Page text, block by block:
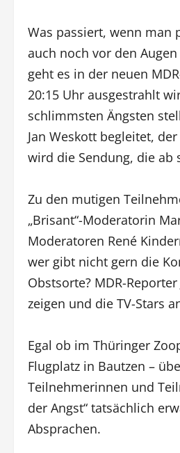
Was passiert, wenn man
auch noch vor den
geht es in der neuen
20:15 Uhr ausgestrahlt
schlimmsten Ängsten
Jan Weskott begleitet,
wird die Sendung, die ab
Zu den mutigen
„Brisant“-Moderatorin
Moderatoren René
wer gibt nicht gern die
Obstsorte? MDR-
zeigen und die TV-Stars
Egal ob im Thüringer
Flugplatz in Bautzen –
Teilnehmerinnen und
der Angst“ tatsächlich
Absprachen.